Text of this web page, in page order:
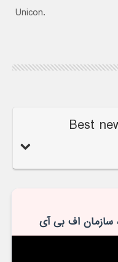
Unicon.
Best
سازمان اف بی آی